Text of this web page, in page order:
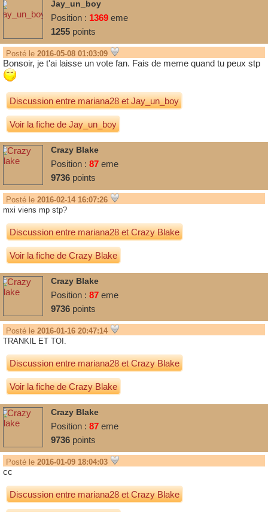
Jay_un_boy
Position : 1369 eme
1255 points
Posté le 2016-05-08 01:03:09
Bonsoir, je t'ai laisse un vote fan. Fais de meme quand tu peux stp
Discussion entremariana28etJay_un_boy
Voir la fiche de Jay_un_boy
Crazy Blake
Position : 87 eme
9736 points
Posté le 2016-02-14 16:07:26
mxi viens mp stp?
Discussion entremariana28etCrazy Blake
Voir la fiche de Crazy Blake
Crazy Blake
Position : 87 eme
9736 points
Posté le 2016-01-16 20:47:14
TRANKIL ET TOI.
Discussion entremariana28etCrazy Blake
Voir la fiche de Crazy Blake
Crazy Blake
Position : 87 eme
9736 points
Posté le 2016-01-09 18:04:03
cc
Discussion entremariana28etCrazy Blake